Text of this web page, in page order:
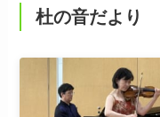
杜の音だより